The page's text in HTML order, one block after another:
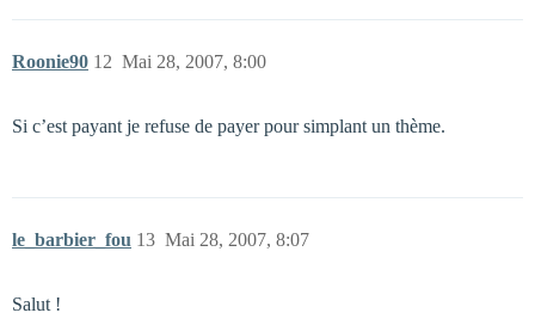
Roonie90 Mai 28, 2007, 8:00
12
Si c’est payant je refuse de payer pour simplant un thème.
le_barbier_fou Mai 28, 2007, 8:07
13
Salut !